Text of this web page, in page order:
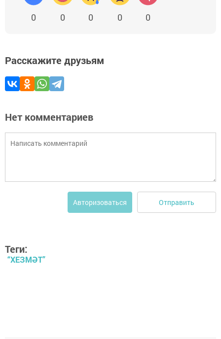
0 0 0 0 0
Расскажите друзьям
Нет комментариев
Авторизоваться Отправить
Теги:
“ХЕЗМӘТ”